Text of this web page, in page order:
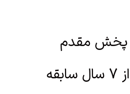
پخش مقدم